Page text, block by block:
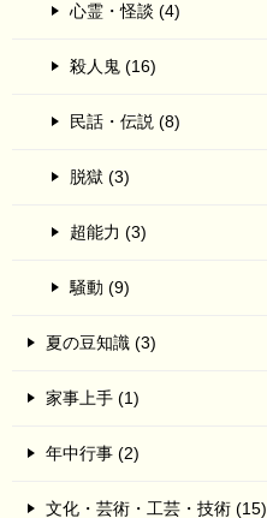
心霊・怪談 (4)
殺人鬼 (16)
民話・伝説 (8)
脱獄 (3)
超能力 (3)
騒動 (9)
夏の豆知識 (3)
家事上手 (1)
年中行事 (2)
文化・芸術・工芸・技術 (15)